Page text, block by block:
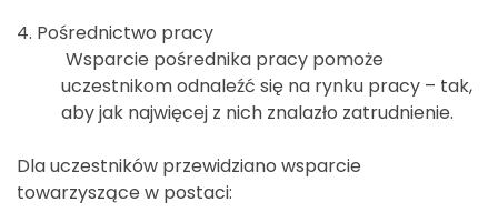
4. Pośrednictwo pracy
Wsparcie pośrednika pracy pomoże
uczestnikom odnaleźć się na rynku pracy – tak,
aby jak najwięcej z nich znalazło zatrudnienie.
Dla uczestników przewidziano wsparcie
towarzyszące w postaci: